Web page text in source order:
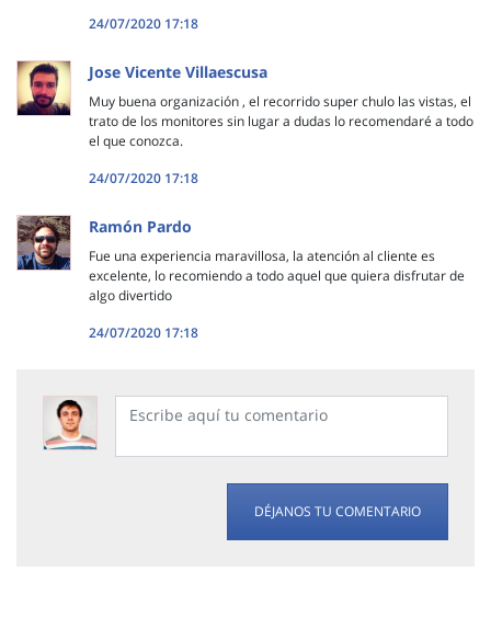
24/07/2020 17:18
Jose Vicente Villaescusa
Muy buena organización , el recorrido super chulo las vistas, el
trato de los monitores sin lugar a dudas lo recomendaré a todo
el que conozca.
24/07/2020 17:18
Ramón Pardo
Fue una experiencia maravillosa, la atención al cliente es
excelente, lo recomiendo a todo aquel que quiera disfrutar de
algo divertido
24/07/2020 17:18
DÉJANOS TU COMENTARIO